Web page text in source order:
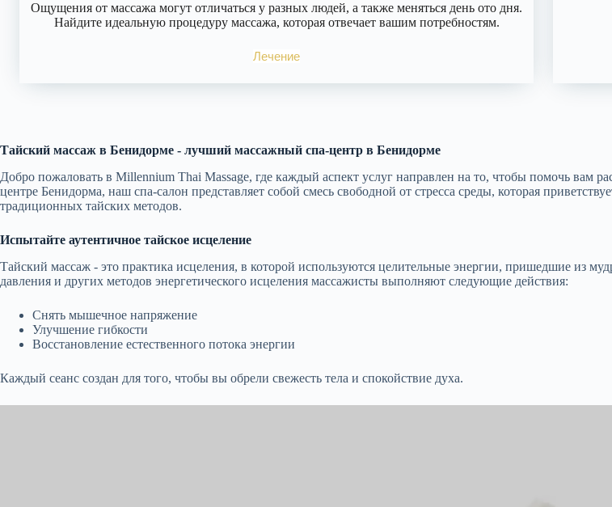
Ощущения от массажа могут отличаться у разных людей, а также меняться день ото дня.
Найдите идеальную процедуру массажа, которая отвечает вашим потребностям.
Лечение
Тайский массаж в Бенидорме - лучший массажный спа-центр в Бенидорме
Добро пожаловать в Millennium Thai Massage, где каждый аспект услуг направлен на то, чтобы помочь вам
центре Бенидорма, наш спа-салон представляет собой смесь свободной от стресса среды, которая
традиционных тайских методов.
Испытайте аутентичное тайское исцеление
Тайский массаж - это практика исцеления, в которой используются целительные энергии, пришедшие из
давления и других методов энергетического исцеления массажисты выполняют следующие действия:
Снять мышечное напряжение
Улучшение гибкости
Восстановление естественного потока энергии
Каждый сеанс создан для того, чтобы вы обрели свежесть тела и спокойствие духа.